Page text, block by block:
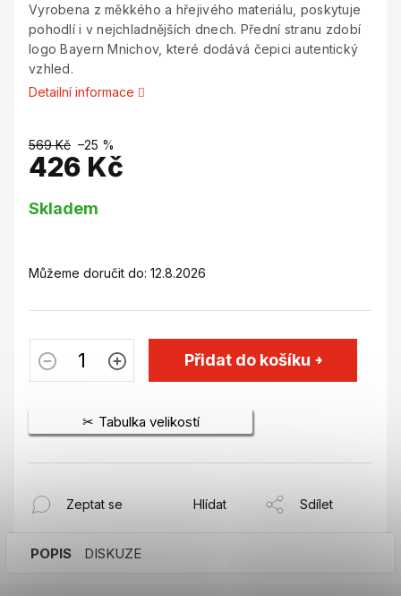
Vyrobena z měkkého a hřejivého materiálu, poskytuje
pohodlí i v nejchladnějších dnech. Přední stranu zdobí
logo Bayern Mnichov, které dodává čepici autentický
vzhled.
Detailní informace
569 Kč –25 %
426 Kč
cena:
Skladem
Můžeme doručit do: 12.8.2026
Přidat do košíku
Tabulka velikostí
Zeptat se Hlídat Sdílet
POPIS DISKUZE